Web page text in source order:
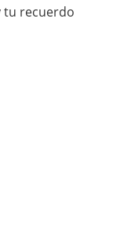
tu recuerdo